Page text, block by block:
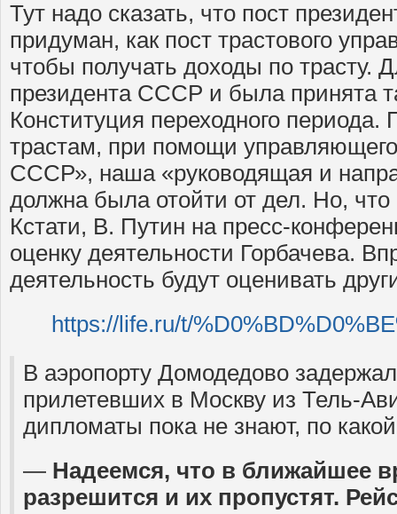
Тут надо сказать, что пост
придуман, как пост трастового
чтобы получать доходы по трасту.
президента СССР и была принята
Конституция переходного
трастам, при помощи
СССР», наша «руководящая и
должна была отойти от дел. Но,
Кстати, В. Путин на пресс-
оценку деятельности Горбачева.
деятельность будут оценивать
https://life.ru/t/
В аэропорту Домодедово
прилетевших в Москву из Тель-
дипломаты пока не знают, по
— Надеемся, что в ближайшее
разрешится и их пропустят.